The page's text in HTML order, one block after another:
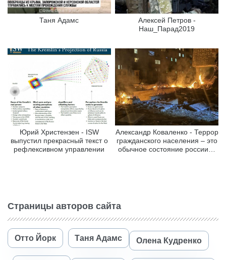
Таня Адамс
Алексей Петров -
Наш_Парад2019
Юрий Христензен - ISW
выпустил прекрасный текст о
рефлексивном управлении
Александр Коваленко - Террор
гражданского населения – это
обычное состояние россии…
Страницы авторов сайта
Отто Йорк Таня Адамс Олена Кудренко